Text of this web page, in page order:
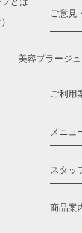
とは
ご意見
美容プラージュ
ご利用
メニュ
スタッ
商品案